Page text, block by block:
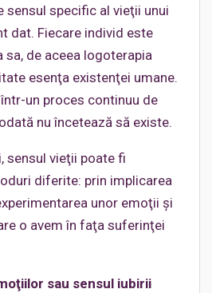
sensul specific al vieţii unui
dat. Fiecare individ este
sa, de aceea logoterapia
esenţa existenţei umane.
un proces continuu de
nu încetează să existe.
sensul vieţii poate fi
diferite: prin implicarea
unor emoţii şi
o avem în faţa suferinţei
sau sensul iubirii